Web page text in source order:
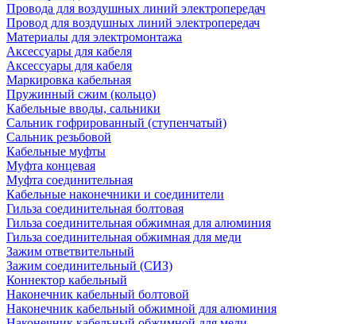
Провода для воздушных линий электропередач
Провод для воздушных линий электропередач
Материалы для электромонтажа
Аксессуары для кабеля
Аксессуары для кабеля
Маркировка кабельная
Пружинный сжим (кольцо)
Кабельные вводы, сальники
Сальник гофрированный (ступенчатый)
Сальник резьбовой
Кабельные муфты
Муфта концевая
Муфта соединительная
Кабельные наконечники и соединители
Гильза соединительная болтовая
Гильза соединительная обжимная для алюминия
Гильза соединительная обжимная для меди
Зажим ответвительный
Зажим соединительный (СИЗ)
Коннектор кабельный
Наконечник кабельный болтовой
Наконечник кабельный обжимной для алюминия